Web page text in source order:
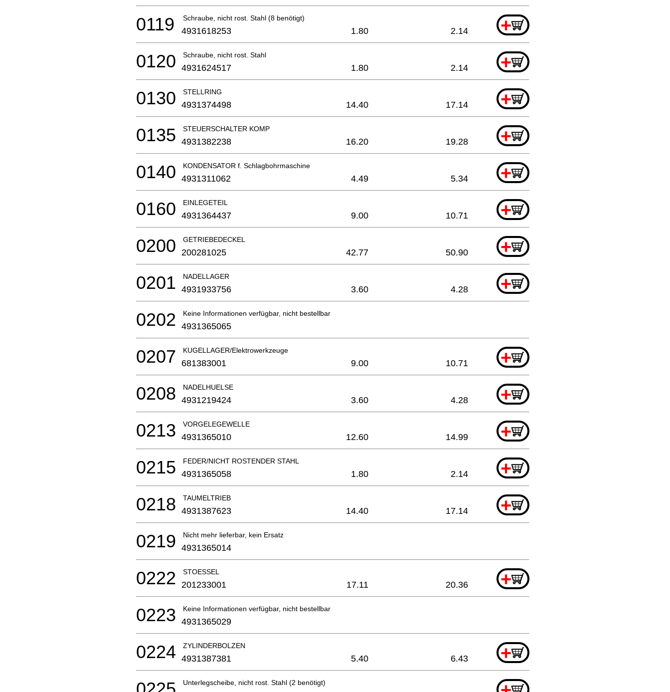
Schraube, nicht rost. Stahl (8 benötigt) +
0119 4931618253 1.80 2.14
Schraube, nicht rost. Stahl +
0120 4931624517 1.80 2.14
STELLRING +
0130 4931374498 14.40 17.14
STEUERSCHALTER KOMP +
0135 4931382238 16.20 19.28
KONDENSATOR f. Schlagbohrmaschine +
0140 4931311062 4.49 5.34
EINLEGETEIL +
0160 4931364437 9.00 10.71
GETRIEBEDECKEL +
0200 200281025 42.77 50.90
NADELLAGER +
0201 4931933756 3.60 4.28
Keine Informationen verfügbar, nicht bestellbar
0202 4931365065
KUGELLAGER/Elektrowerkzeuge +
0207 681383001 9.00 10.71
NADELHUELSE +
0208 4931219424 3.60 4.28
VORGELEGEWELLE +
0213 4931365010 12.60 14.99
FEDER/NICHT ROSTENDER STAHL +
0215 4931365058 1.80 2.14
TAUMELTRIEB +
0218 4931387623 14.40 17.14
Nicht mehr lieferbar, kein Ersatz
0219 4931365014
STOESSEL +
0222 201233001 17.11 20.36
Keine Informationen verfügbar, nicht bestellbar
0223 4931365029
ZYLINDERBOLZEN +
0224 4931387381 5.40 6.43
Unterlegscheibe, nicht rost. Stahl (2 benötigt)